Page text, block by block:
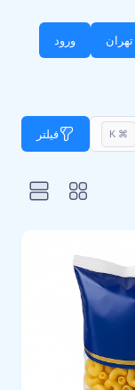
تهران ورود
⌘ K فیلتر